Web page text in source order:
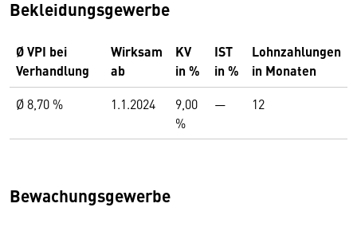
Bekleidungsgewerbe
Ø VPI bei
Verhandlung
Wirksam
ab
KV
in %
IST
in %
Lohnzahlungen
in Monaten
Ø 8,70 % 1.1.2024
9,00
%
— 12
Bewachungsgewerbe